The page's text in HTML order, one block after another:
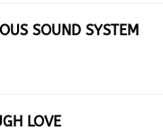
SOUND SYSTEM
LOVE